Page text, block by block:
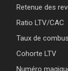
Retenue des
Ratio LTV/CAC
Taux de
Cohorte LTV
Numéro